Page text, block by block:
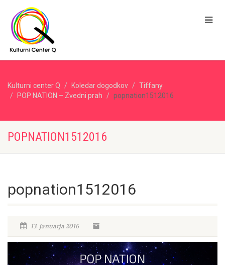
Kulturni center Q Koledar dogodkov
Tiffany
POP NATION – Zvedni prah
popnation1512016
POPNATION1512016
popnation1512016
13. januarja 2016